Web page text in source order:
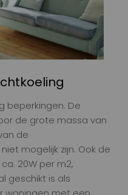
beperkingen. De
de grote massa van
de
mogelijk zijn. Ook de
20W per m2,
geschikt is als